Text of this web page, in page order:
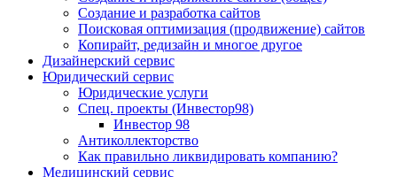
Создание и разработка сайтов
Поисковая оптимизация (продвижение) сайтов
Копирайт, редизайн и многое другое
Дизайнерский сервис
Юридический сервис
Юридические услуги
Спец. проекты (Инвестор98)
Инвестор 98
Антиколлекторство
Как правильно ликвидировать компанию?
Медицинский сервис